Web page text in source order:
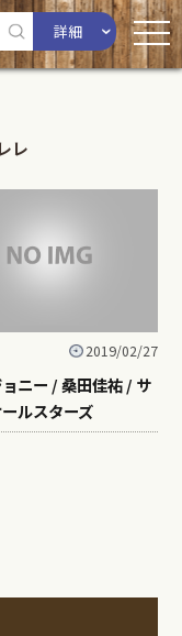
詳細
レ
2019/02/27
ニー / 桑田佳祐 / サ
ルスターズ